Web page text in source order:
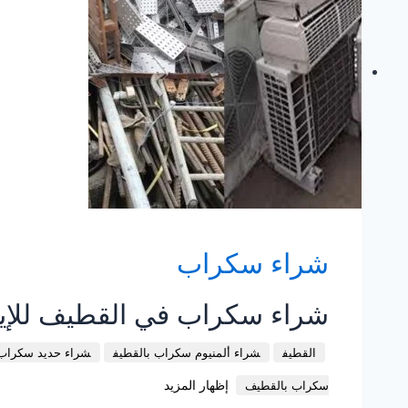
شراء سكراب
شراء سكراب في القطيف
القطيف شراء ألمنيوم سكراب بالقطيف شراء حديد
سكراب بالقطيف إظهار المزيد